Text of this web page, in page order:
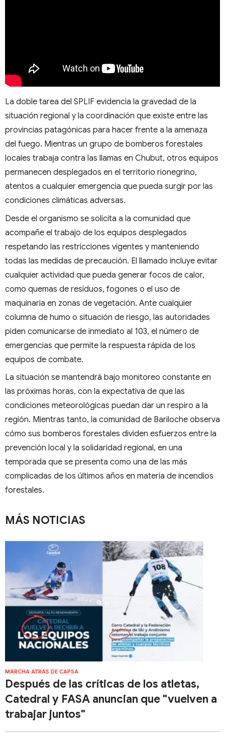
La doble tarea del SPLIF evidencia la gravedad de la
situación regional y la coordinación que existe entre las
provincias patagónicas para hacer frente a la amenaza
del fuego. Mientras un grupo de bomberos forestales
locales trabaja contra las llamas en Chubut, otros equipos
permanecen desplegados en el territorio rionegrino,
atentos a cualquier emergencia que pueda surgir por las
condiciones climáticas adversas.
Desde el organismo se solicita a la comunidad que
acompañe el trabajo de los equipos desplegados
respetando las restricciones vigentes y manteniendo
todas las medidas de precaución. El llamado incluye evitar
cualquier actividad que pueda generar focos de calor,
como quemas de residuos, fogones o el uso de
maquinaria en zonas de vegetación. Ante cualquier
columna de humo o situación de riesgo, las autoridades
piden comunicarse de inmediato al 103, el número de
emergencias que permite la respuesta rápida de los
equipos de combate.
La situación se mantendrá bajo monitoreo constante en
las próximas horas, con la expectativa de que las
condiciones meteorológicas puedan dar un respiro a la
región. Mientras tanto, la comunidad de Bariloche observa
cómo sus bomberos forestales dividen esfuerzos entre la
prevención local y la solidaridad regional, en una
temporada que se presenta como una de las más
complicadas de los últimos años en materia de incendios
forestales.
MÁS NOTICIAS
MARCHA ATRÁS DE CAPSA
Después de las críticas de los atletas,
Catedral y FASA anuncian que "vuelven a
trabajar juntos"